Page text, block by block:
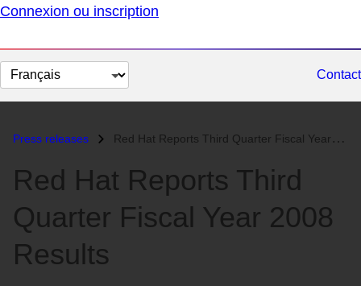
Connexion ou inscription
Changer
la
Contact
Press releases Red Hat Reports Third Quarter Fiscal Year 2008 Results...
Red Hat Reports Third
Quarter Fiscal Year 2008
Results